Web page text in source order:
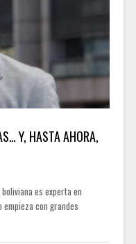
Y, HASTA AHORA,
es experta en
con grandes